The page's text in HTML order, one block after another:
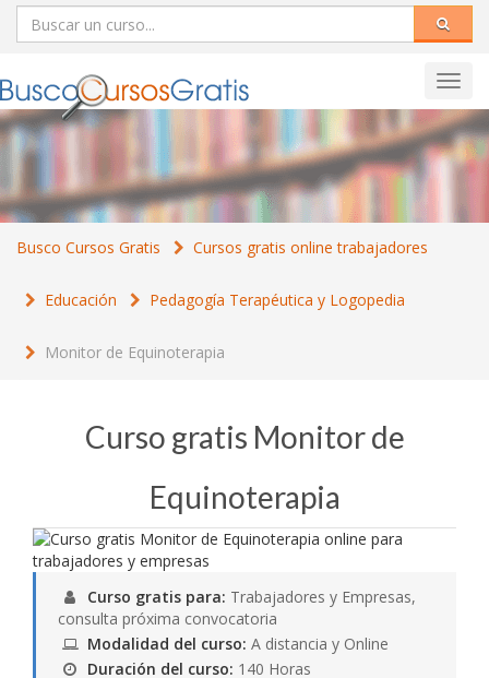
Busco Cursos Gratis Cursos gratis online trabajadores
Educación Pedagogía Terapéutica y Logopedia
Monitor de Equinoterapia
Curso gratis Monitor de
Equinoterapia
Curso gratis para: Trabajadores y Empresas,
consulta próxima convocatoria
Modalidad del curso: A distancia y Online
Duración del curso: 140 Horas